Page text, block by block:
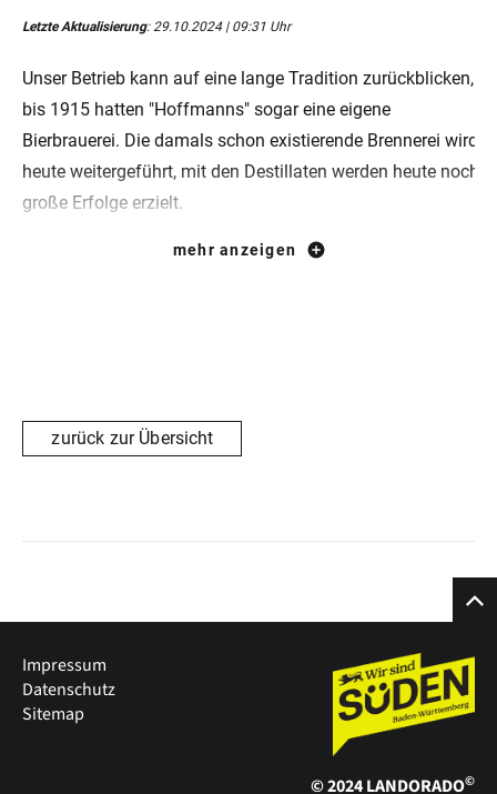
Letzte Aktualisierung: 29.10.2024 | 09:31 Uhr
Unser Betrieb kann auf eine lange Tradition zurückblicken,
bis 1915 hatten "Hoffmanns" sogar eine eigene
Bierbrauerei. Die damals schon existierende Brennerei wird
heute weitergeführt, mit den Destillaten werden heute noch
große Erfolge erzielt.
In unserer Heimatstadt Brackenheim, der größten
Jahr über, frisch und knackig über den Hofladen und
Hochwertige werden auch im Barriquefass veredelt. Neben
verschiedenen Sorten Früchtesecco kann aus einer Liste
von feinen Likören und Destillate gewählt werden.
Angelehnt an die Obstsorten wurden die neuen
Ferienwohnungen betitelt. So gibt es je eine Jonagold und
mehr anzeigen
zurück zur Übersicht
© 2024 LANDORADO©
Impressum
Datenschutz
Sitemap